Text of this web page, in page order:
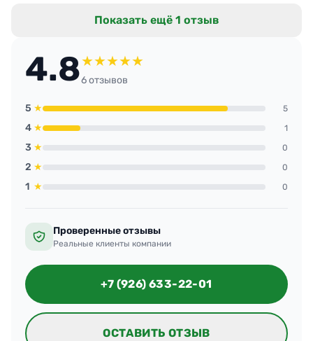
Единственный минус — забыли протереть полку
нет.
Показать ещё 1 отзыв
4.8★★★★★
6 отзывов
5 ★ 5
4 ★ 1
3 ★ 0
2 ★ 0
1 ★ 0
Проверенные отзывы
Реальные клиенты компании
+7 (926) 633-22-01
ОСТАВИТЬ ОТЗЫВ